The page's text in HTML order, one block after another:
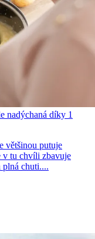
nadýchaná díky 1
většinou putuje
v tu chvíli zbavuje
plná chuti....